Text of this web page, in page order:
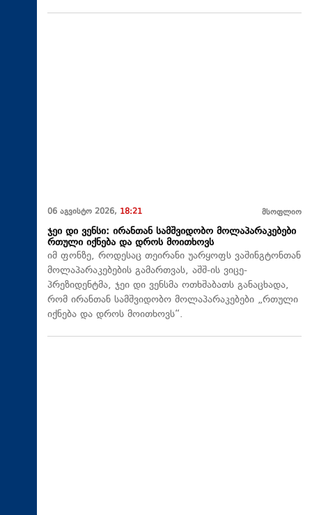
06 აგვისტო 2026, 18:21 მსოფლიო
ჯეი დი ვენსი: ირანთან სამშვიდობო მოლაპარაკებები
რთული იქნება და დროს მოითხოვს
იმ ფონზე, როდესაც თეირანი უარყოფს ვაშინგტონთან
მოლაპარაკებების გამართვას, აშშ-ის ვიცე-
პრეზიდენტმა, ჯეი დი ვენსმა ოთხშაბათს განაცხადა,
რომ ირანთან სამშვიდობო მოლაპარაკებები „რთული
იქნება და დროს მოითხოვს“.